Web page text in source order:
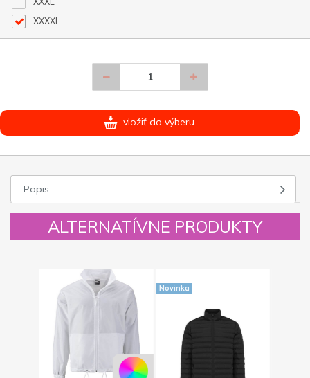
XXXXL
vložiť do výberu
Popis
ALTERNATÍVNE PRODUKTY
Novinka